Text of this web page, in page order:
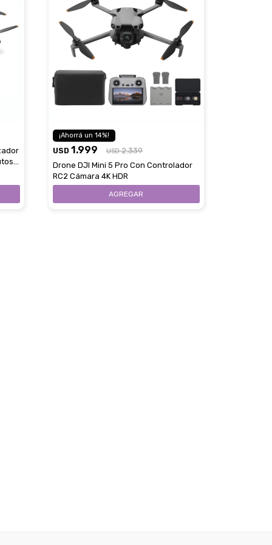
14
USD 1.999 USD 2.339
Drone DJI Mini 5 Pro Con Controlador
RC2 Cámara 4K HDR